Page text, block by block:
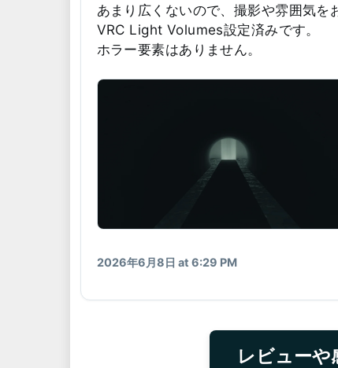
2026年6月8日 at 6:29 PM
あまり広くないので、撮影や雰囲気を
VRC Light Volumes設定済みです。
ホラー要素はありません。
レビューや